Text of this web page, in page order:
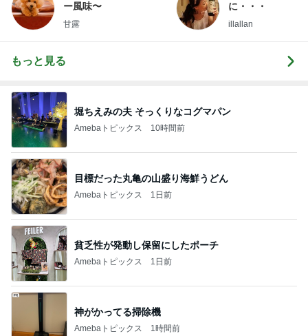
ー風味〜
甘露
に・・・
illallan
もっと見る
堀ちえみの夫 そっくりなコグマパン
Amebaトピックス 10時間前
目標だった丸亀の山盛り海鮮うどん
Amebaトピックス 1日前
貧乏性が発動し保留にしたポーチ
Amebaトピックス 1日前
神がかってる掃除機
Amebaトピックス 1時間前